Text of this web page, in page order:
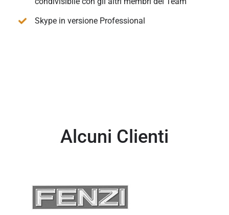
Skype in versione Professional
Alcuni Clienti